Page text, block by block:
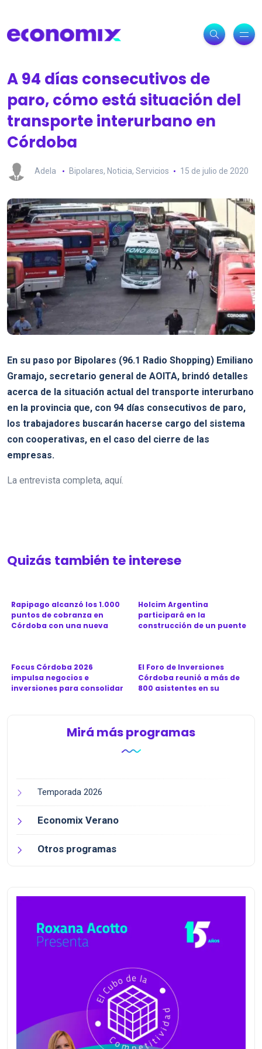
A 94 días consecutivos de
paro, cómo está situación del
transporte interurbano en
Córdoba
Adela Bipolares, Noticia, Servicios 15 de julio de 2020
En su paso por Bipolares (96.1 Radio Shopping) Emiliano
Gramajo, secretario general de AOITA, brindó detalles
acerca de la situación actual del transporte interurbano
en la provincia que, con 94 días consecutivos de paro,
los trabajadores buscarán hacerse cargo del sistema
con cooperativas, en el caso del cierre de las
empresas.
La entrevista completa, aquí.
Quizás también te interese
Rapipago alcanzó los 1.000
puntos de cobranza en
Córdoba con una nueva
Holcim Argentina
participará en la
construcción de un puente
Focus Córdoba 2026
impulsa negocios e
inversiones para consolidar
El Foro de Inversiones
Córdoba reunió a más de
800 asistentes en su
Mirá más programas
Temporada 2026
Economix Verano
Otros programas